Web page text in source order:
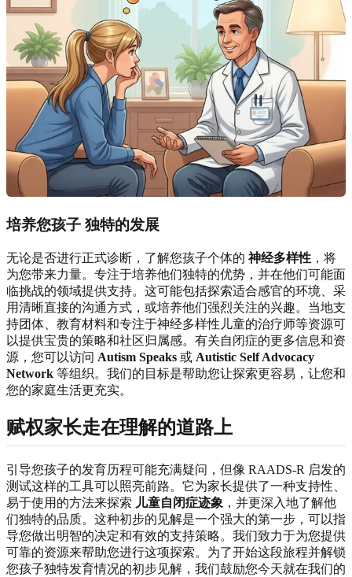
培养您孩子 独特的发展
无论是否进行正式诊断，了解您孩子个体的 神经多样性 ，将
为您带来力量。专注于培养他们独特的优势，并在他们可能面
临挑战的领域提供支持。这可能包括探索适合感官的环境、采
用清晰直接的沟通方式，或培养他们强烈关注的兴趣。当地支
持团体、教育材料和专注于神经多样性儿童的治疗师等资源可
以提供宝贵的策略和社区归属感。有关自闭症的更多信息和资
源，您可以访问 Autism Speaks 或 Autistic Self Advocacy
Network 等组织。我们的目标是帮助您让探索更容易，让您和
您的家庭生活更充实。
赋权家长走在理解的道路上
引导您孩子的发育历程可能充满疑问，但像 RAADS-R 启发的
测试这样的工具可以照亮前路。它为家长提供了一种支持性、
易于使用的方法来探索 儿童自闭症迹象 ，并更深入地了解他
们独特的品质。这种初步的见解是一个强大的第一步，可以指
导您做出明智的决定和有效的支持策略。我们致力于为您提供
可靠的资源来帮助您进行这项探索。为了开始这段旅程并解锁
您孩子独特发育情况的初步见解，我们鼓励您今天就在我们的